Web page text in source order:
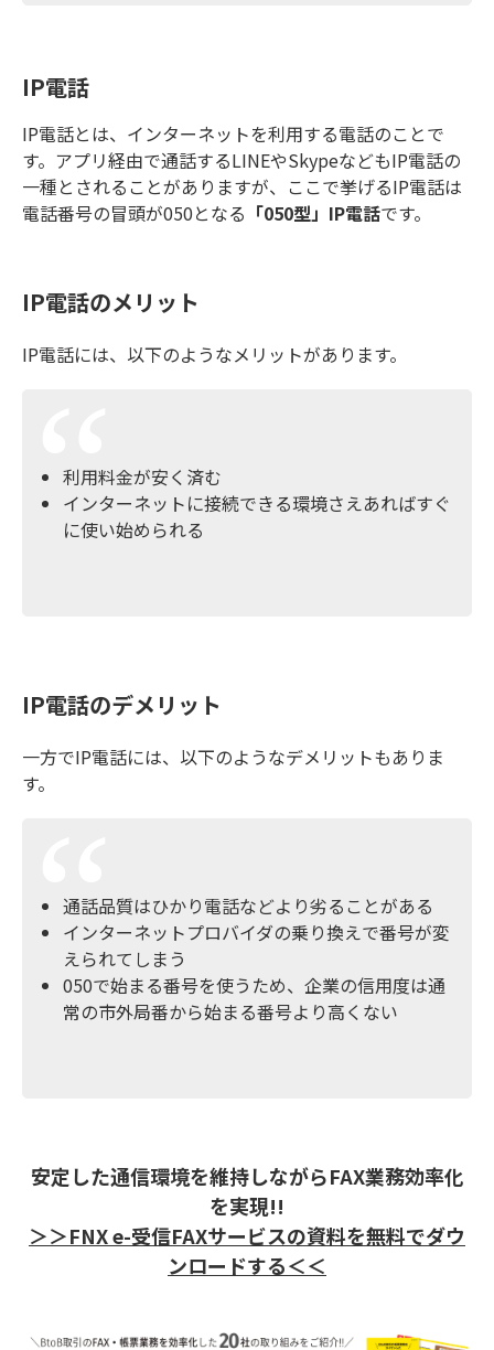
IP電話
IP電話とは、インターネットを利用する電話のことで
す。アプリ経由で通話するLINEやSkypeなどもIP電話の
一種とされることがありますが、ここで挙げるIP電話は
電話番号の冒頭が050となる 「050型」IP電話です。
IP電話のメリット
IP電話には、以下のようなメリットがあります。
利用料金が安く済む
インターネットに接続できる環境さえあればすぐ
に使い始められる
IP電話のデメリット
一方でIP電話には、以下のようなデメリットもありま
す。
通話品質はひかり電話などより劣ることがある
インターネットプロバイダの乗り換えで番号が変
えられてしまう
050で始まる番号を使うため、企業の信用度は通
常の市外局番から始まる番号より高くない
安定した通信環境を維持しながらFAX業務効率化
を実現!!
＞＞FNX e-受信FAXサービスの資料を無料でダウ
ンロードする＜＜